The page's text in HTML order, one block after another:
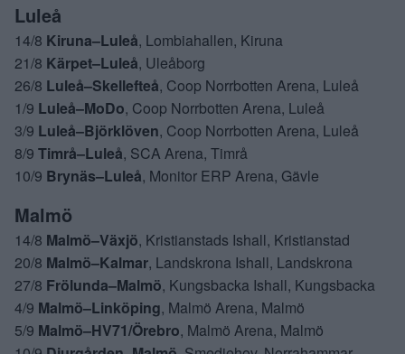
Luleå
14/8 Kiruna–Luleå, Lombiahallen, Kiruna
21/8 Kärpet–Luleå, Uleåborg
26/8 Luleå–Skellefteå, Coop Norrbotten Arena, Luleå
1/9 Luleå–MoDo, Coop Norrbotten Arena, Luleå
3/9 Luleå–Björklöven, Coop Norrbotten Arena, Luleå
8/9 Timrå–Luleå, SCA Arena, Timrå
10/9 Brynäs–Luleå, Monitor ERP Arena, Gävle
Malmö
14/8 Malmö–Växjö, Kristianstads Ishall, Kristianstad
20/8 Malmö–Kalmar, Landskrona Ishall, Landskrona
27/8 Frölunda–Malmö, Kungsbacka Ishall, Kungsbacka
4/9 Malmö–Linköping, Malmö Arena, Malmö
5/9 Malmö–HV71/Örebro, Malmö Arena, Malmö